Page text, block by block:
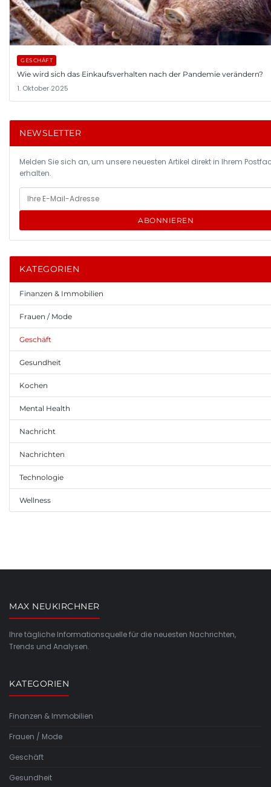
GESCHÄFT
Wie wird sich das Einkaufsverhalten nach der Pandemie verändern?
1. Oktober 2025
NEWSLETTER
Melden Sie sich an, um unsere neuesten Artikel direkt in Ihrem
erhalten.
ABONNIEREN
KATEGORIEN
Finanzen & Immobilien
Frauen / Mode
Geschäft
Gesundheit
Kochen
Mental Health
Nachricht
Nachrichten
Technologie
Wellness
MAX NEUKIRCHNER
Ihre tägliche Informationsquelle für die neuesten Nachrichten,
Trends und Analysen.
KATEGORIEN
Finanzen & Immobilien
Frauen / Mode
Geschäft
Gesundheit